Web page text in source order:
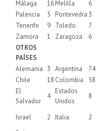
Málaga 16Melilla 6
Palencia
5 Pontevedra 3
Tenerife
9 Toledo 7
Zamora
1 Zaragoza
6
OTROS
PAÍSES
Alemania 3 Argentina 74
Chile
18 Colombia 58
El
Salvador
4
Estados
Unidos
8
Israel 2 Italia 2